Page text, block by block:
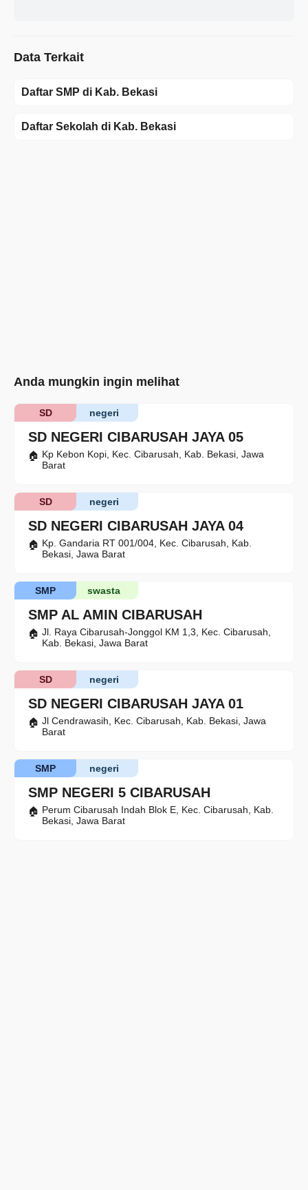
Data Terkait
Daftar SMP di Kab. Bekasi
Daftar Sekolah di Kab. Bekasi
Anda mungkin ingin melihat
SD NEGERI CIBARUSAH JAYA 05
negeri
SD
Kp Kebon Kopi, Kec. Cibarusah, Kab. Bekasi, Jawa
Barat
SD NEGERI CIBARUSAH JAYA 04
negeri
SD
Kp. Gandaria RT 001/004, Kec. Cibarusah, Kab.
Bekasi, Jawa Barat
SMP AL AMIN CIBARUSAH
swasta
SMP
Jl. Raya Cibarusah-Jonggol KM 1,3, Kec. Cibarusah,
Kab. Bekasi, Jawa Barat
SD NEGERI CIBARUSAH JAYA 01
negeri
SD
Jl Cendrawasih, Kec. Cibarusah, Kab. Bekasi, Jawa
Barat
SMP NEGERI 5 CIBARUSAH
negeri
SMP
Perum Cibarusah Indah Blok E, Kec. Cibarusah, Kab.
Bekasi, Jawa Barat